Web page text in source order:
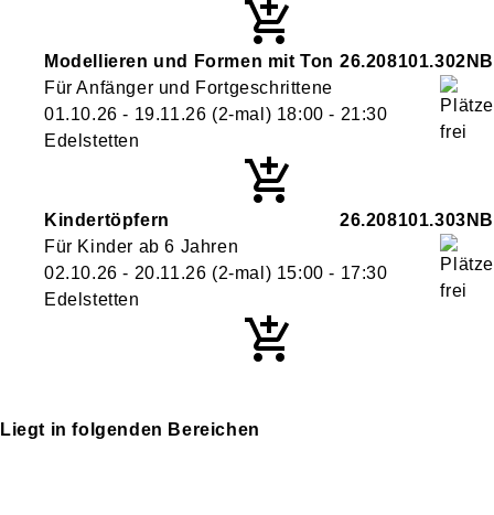
Modellieren und Formen mit Ton 26.208101.302NB
Für Anfänger und Fortgeschrittene
01.10.26 - 19.11.26 (2-mal) 18:00 - 21:30
Edelstetten
Kindertöpfern
26.208101.303NB
Für Kinder ab 6 Jahren
02.10.26 - 20.11.26 (2-mal) 15:00 - 17:30
Edelstetten
Liegt in folgenden Bereichen